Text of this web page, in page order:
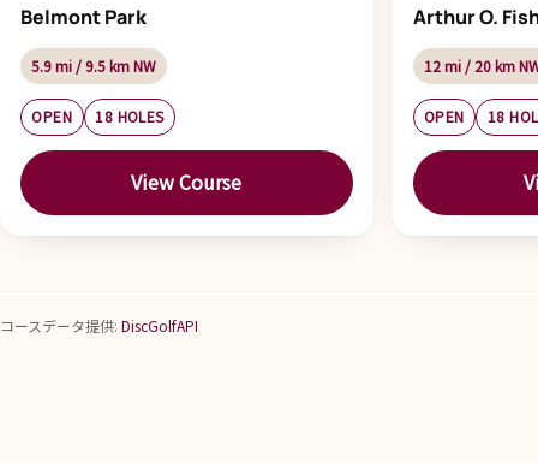
Belmont Park
5.9 mi / 9.5 km NW
OPEN 18 HOLES
View Course
Arthur O.
12 mi / 20 km
OPEN 18
コースデータ提供: DiscGolfAPI